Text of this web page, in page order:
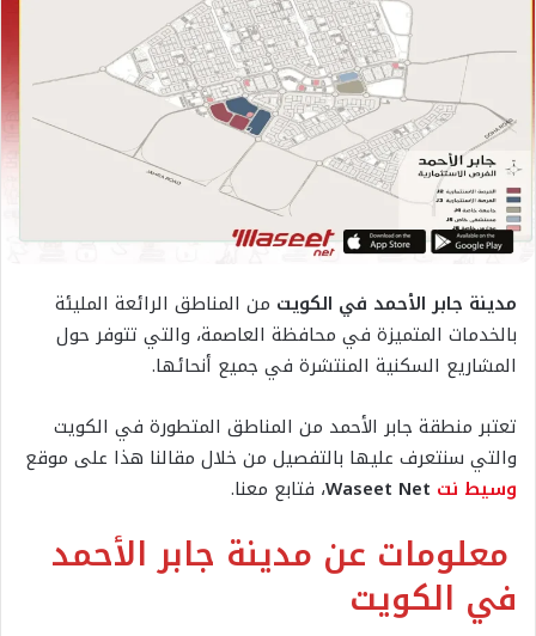
مدينة جابر الأحمد في الكويت من المناطق الرائعة المليئة
بالخدمات المتميزة في محافظة العاصمة، والتي تتوفر حول
المشاريع السكنية المنتشرة في جميع أنحائها.
تعتبر منطقة جابر الأحمد من المناطق المتطورة في الكويت
والتي سنتعرف عليها بالتفصيل من خلال مقالنا هذا على موقع
وسيط نت
، فتابع معنا.
معلومات عن مدينة جابر الأحمد
في الكويت